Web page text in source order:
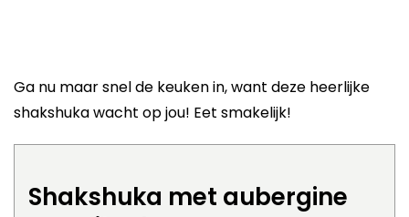
Ga nu maar snel de keuken in, want deze heerlijke
shakshuka wacht op jou! Eet smakelijk!
Shakshuka met aubergine